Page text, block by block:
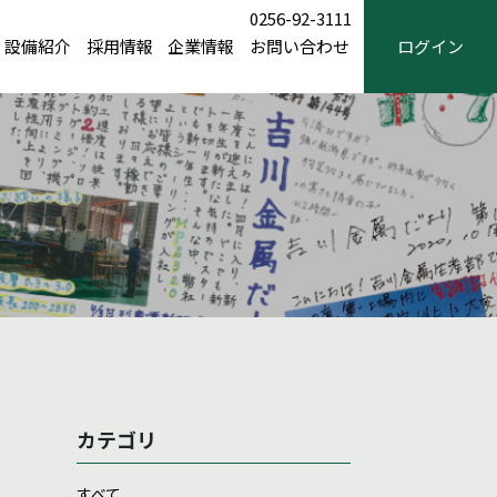
設備紹介 採用情報 企業情報
0256-92-3111
お問い合わせ
ログイン
カテゴリ